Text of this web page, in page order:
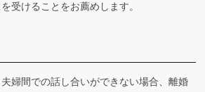
受けることをお薦めします。
婦間での話し合いができない場合、離婚